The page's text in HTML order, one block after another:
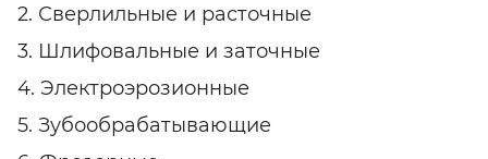
2. Сверлильные и расточные
3. Шлифовальные и заточные
4. Электроэрозионные
5. Зубообрабатывающие